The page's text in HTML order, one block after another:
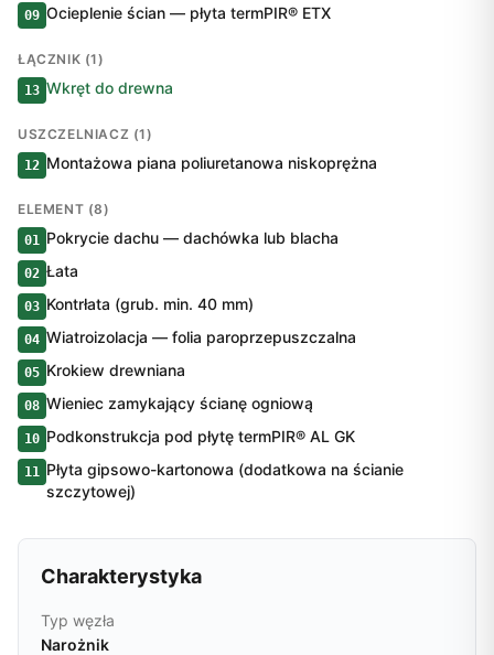
09 Ocieplenie ścian — płyta termPIR® ETX
ŁĄCZNIK (1)
13 Wkręt do drewna
USZCZELNIACZ (1)
12 Montażowa piana poliuretanowa niskoprężna
ELEMENT (8)
01 Pokrycie dachu — dachówka lub blacha
02 Łata
03 Kontrłata (grub. min. 40 mm)
04 Wiatroizolacja — folia paroprzepuszczalna
05 Krokiew drewniana
08 Wieniec zamykający ścianę ogniową
10 Podkonstrukcja pod płytę termPIR® AL GK
11 Płyta gipsowo-kartonowa (dodatkowa na ścianie
szczytowej)
Charakterystyka
Typ węzła
Narożnik